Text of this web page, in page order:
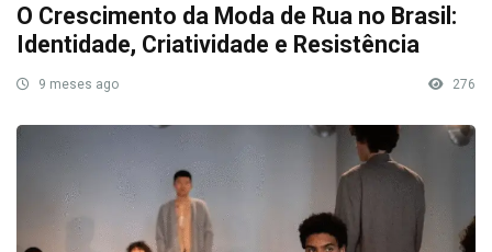
O Crescimento da Moda de Rua no Brasil:
Identidade, Criatividade e Resistência
9 meses ago 276